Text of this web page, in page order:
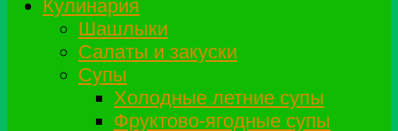
Кулинария
Шашлыки
Салаты и закуски
Супы
Холодные летние супы
Фруктово-ягодные супы